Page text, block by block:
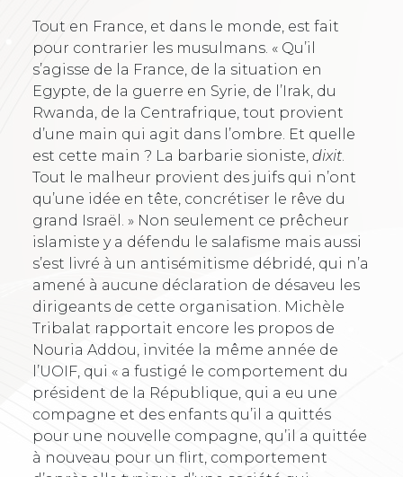
Tout en France, et dans le monde, est fait
pour contrarier les musulmans. « Qu’il
s’agisse de la France, de la situation en
Egypte, de la guerre en Syrie, de l’Irak, du
Rwanda, de la Centrafrique, tout provient
d’une main qui agit dans l’ombre. Et quelle
est cette main ? La barbarie sioniste, dixit
Tout le malheur provient des juifs qui n’ont
qu’une idée en tête, concrétiser le rêve du
grand Israël. » Non seulement ce prêcheur
islamiste y a défendu le salafisme mais aussi
s’est livré à un antisémitisme débridé, qui n’a
amené à aucune déclaration de désaveu les
dirigeants de cette organisation. Michèle
Tribalat rapportait encore les propos de
Nouria Addou, invitée la même année de
l’UOIF, qui « a fustigé le comportement du
président de la République, qui a eu une
compagne et des enfants qu’il a quittés
pour une nouvelle compagne, qu’il a quittée
à nouveau pour un flirt, comportement